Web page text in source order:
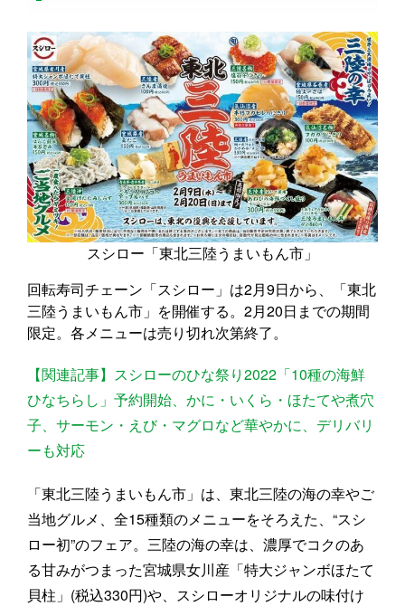
スシロー「東北三陸うまいもん市」
回転寿司チェーン「スシロー」は2月9日から、「東北
三陸うまいもん市」を開催する。2月20日までの期間
限定。各メニューは売り切れ次第終了。
【関連記事】スシローのひな祭り2022「10種の海鮮
ひなちらし」予約開始、かに・いくら・ほたてや煮穴
子、サーモン・えび・マグロなど華やかに、デリバリ
ーも対応
「東北三陸うまいもん市」は、東北三陸の海の幸やご
当地グルメ、全15種類のメニューをそろえた、“スシ
ロー初”のフェア。三陸の海の幸は、濃厚でコクのあ
る甘みがつまった宮城県女川産「特大ジャンボほたて
貝柱」(税込330円)や、スシローオリジナルの味付け